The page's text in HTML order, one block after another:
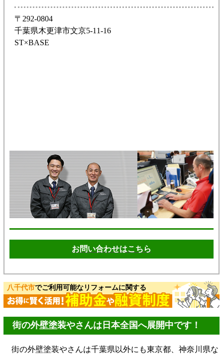
〒292-0804
千葉県木更津市文京5-11-16
ST×BASE
お問い合わせはこちら
八千代市でご利用可能なリフォームに関する
街の外壁塗装やさんは日本全国へ展開中です！
街の外壁塗装やさんは千葉県以外にも東京都、神奈川県な